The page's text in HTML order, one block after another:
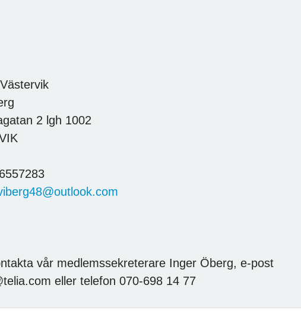
2 lgh 1002
vår medlemssekreterare Inger Öberg, e-post
eller telefon 070-698 14 77